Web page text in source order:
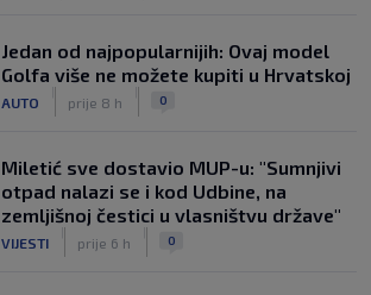
Jedan od najpopularnijih: Ovaj model
Golfa više ne možete kupiti u Hrvatskoj
AUTO prije 8 h 0
Miletić sve dostavio MUP-u: "Sumnjivi
otpad nalazi se i kod Udbine, na
zemljišnoj čestici u vlasništvu države"
VIJESTI prije 6 h 0